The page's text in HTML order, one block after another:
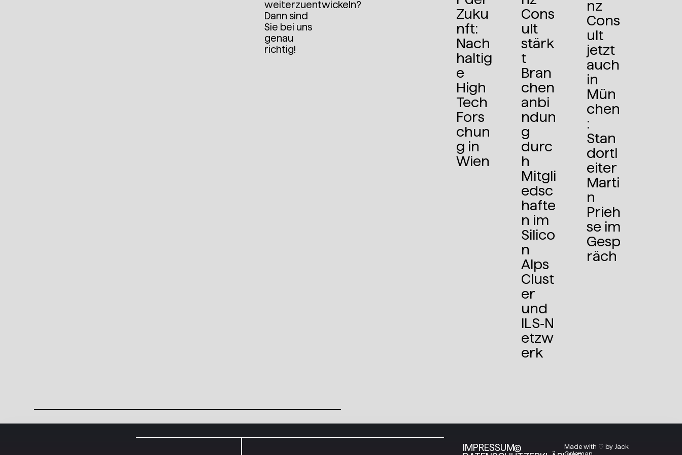
weiterzuentwickeln?
Dann sind
Sie bei uns
genau
richtig!
Zuku
nft:
Nach
haltig
e
High
Tech
Fors
chun
g in
Wien
Cons
ult
stärk
t
Bran
chen
anbi
ndun
g
durc
h
Mitgli
edsc
hafte
n im
Silico
n
Alps
Clust
er
und
ILS‑N
etzw
erk
nz
Cons
ult
jetzt
auch
in
Mün
chen
:
Stan
dortl
eiter
Marti
n
Prieh
se im
Gesp
räch
IMPRESSUM©
Made with ♡ by Jack
Coleman